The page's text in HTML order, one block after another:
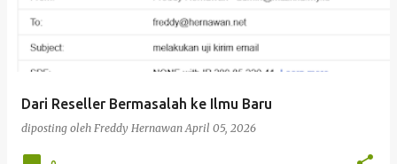
Dari Reseller Bermasalah ke Ilmu Baru
diposting oleh Freddy Hernawan April 05, 2026